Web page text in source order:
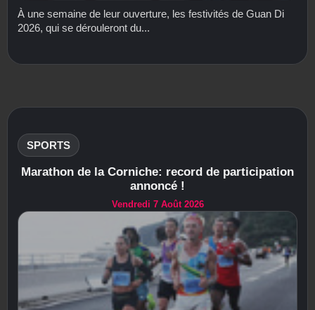
À une semaine de leur ouverture, les festivités de Guan Di
2026, qui se dérouleront du...
SPORTS
Marathon de la Corniche: record de participation
annoncé !
Vendredi 7 Août 2026